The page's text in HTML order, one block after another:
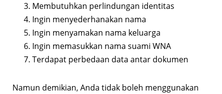
Membutuhkan perlindungan identitas
Ingin menyederhanakan nama
Ingin menyamakan nama keluarga
Ingin memasukkan nama suami WNA
Terdapat perbedaan data antar dokumen
Namun demikian, Anda tidak boleh menggunakan